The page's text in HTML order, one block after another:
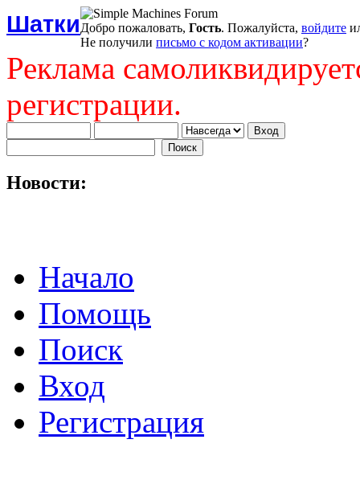
ШаткиДобро пожаловать, Гость. Пожалуйста, войдите
Не получили письмо с кодом активации?
Реклама
регистрации.
Новости:
Начало
Помощь
Поиск
Вход
Регистрация